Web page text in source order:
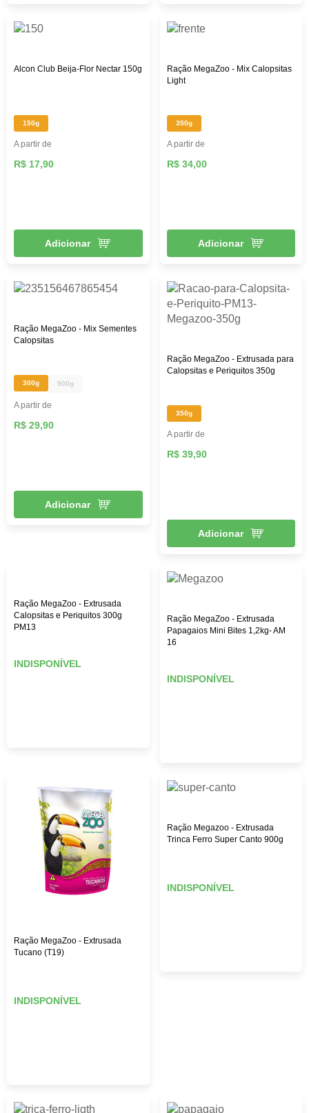
Alcon Club Beija-Flor Nectar 150g
150g
A partir de
R$ 17,90
Adicionar
Ração MegaZoo - Mix Calopsitas
Light
350g
A partir de
R$ 34,00
Adicionar
Ração MegaZoo - Mix Sementes
Calopsitas
300g 900g
A partir de
R$ 29,90
Adicionar
Ração MegaZoo - Extrusada para
Calopsitas e Periquitos 350g
350g
A partir de
R$ 39,90
Adicionar
Ração MegaZoo - Extrusada
Calopsitas e Periquitos 300g
PM13
INDISPONÍVEL
Ração MegaZoo - Extrusada
Papagaios Mini Bites 1,2kg- AM
16
INDISPONÍVEL
Ração MegaZoo - Extrusada
Tucano (T19)
INDISPONÍVEL
Ração Megazoo - Extrusada
Trinca Ferro Super Canto 900g
INDISPONÍVEL